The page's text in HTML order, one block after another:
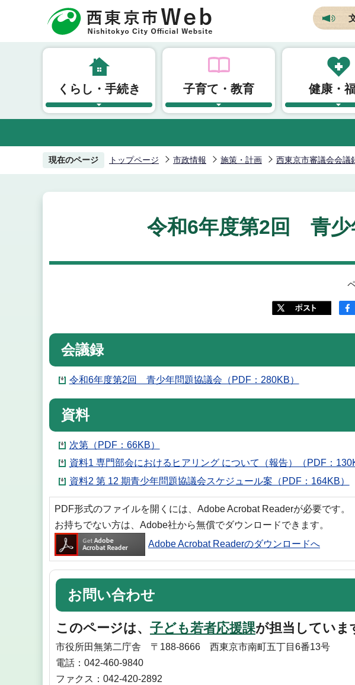
頭
くらし・手続き 子育て・教育 健康・
現在のページ トップページ 市政情報 施策・計画 西東京市審議会会議
令和6年度第2回 青少
会議録
令和6年度第2回 青少年問題協議会（PDF：280KB）
資料
次第（PDF：66KB）
資料1 専門部会におけるヒアリング について（報告）（PDF：
資料2 第 12 期青少年問題協議会スケジュール案（PDF：164KB）
PDF形式のファイルを開くには、Adobe Acrobat Readerが必要です。
お持ちでない方は、Adobe社から無償でダウンロードできます。
Adobe Acrobat Readerのダウンロードへ
お問い合わせ
このページは、 子ども若者応援課が担当していま
市役所田無第二庁舎 〒188-8666 西東京市南町五丁目6番13号
電話：042-460-9840
ファクス：042-420-2892